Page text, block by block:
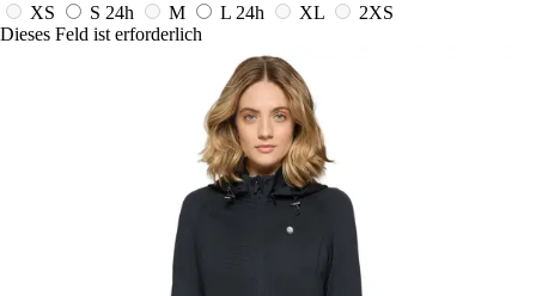
XS
S 24h M L 24h XL
2XS
Dieses Feld ist erforderlich